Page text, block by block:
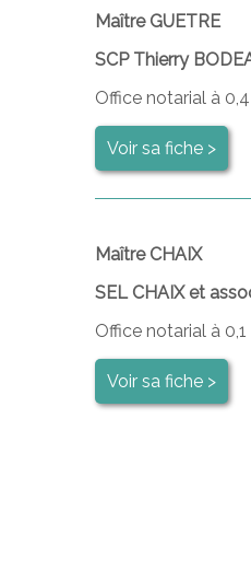
Maître GUETRE
SCP Thierry
Office notarial à
Voir sa fiche >
Maître CHAIX
SEL CHAIX et
Office notarial à
Voir sa fiche >